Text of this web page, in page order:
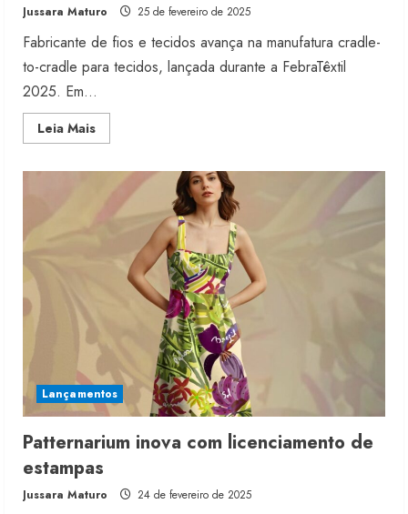
Jussara Maturo 25 de fevereiro de 2025
Fabricante de fios e tecidos avança na manufatura cradle-
to-cradle para tecidos, lançada durante a FebraTêxtil
2025. Em...
Leia MaisRead
more
lança
processo
para
sintéticos
circulares
Lançamentos
Patternarium inova com licenciamento de
estampas
Jussara Maturo 24 de fevereiro de 2025